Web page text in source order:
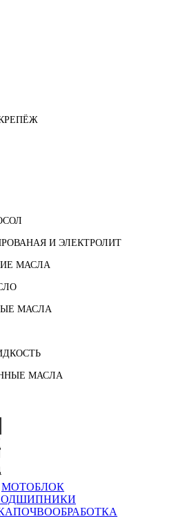
И ЭЛЕКТРОЛИТ
МАСЛА
МАСЛА
МАСЛА
МОТОБЛОК
ПОЧВООБРАБОТКА